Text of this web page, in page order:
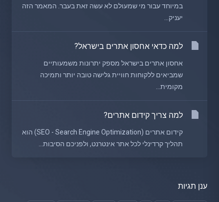
ענן תגיות
במיוחד עבור מי שמעולם לא עשה זאת בעבר. המאמר הזה
יעניק...
למה כדאי אחסון אתרים בישראל?
אחסון אתרים בישראל מספק יתרונות משמעותיים
שמביאים ללקוחות חוויית גלישה טובה יותר ותמיכה
מקומית...
למה צריך קידום אתרים?
קידום אתרים (SEO - Search Engine Optimization) הוא
תהליך קרדינלי לכל אתר אינטרנט, ולפניכם הסיבות...